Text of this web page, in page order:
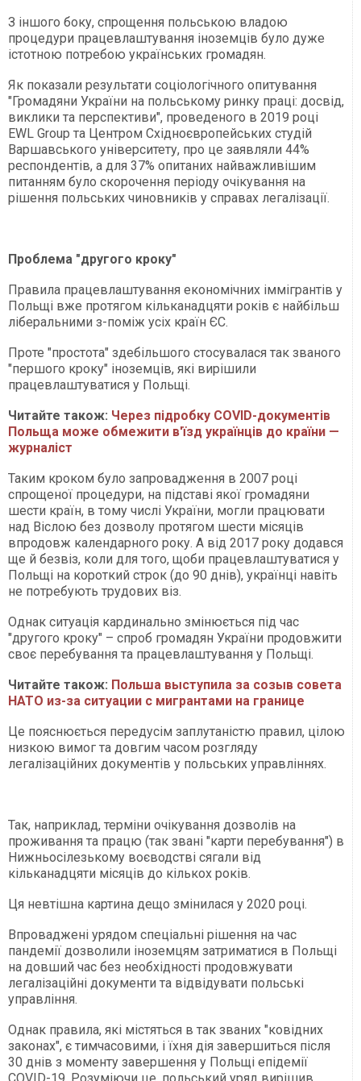
З іншого боку, спрощення польською владою
процедури працевлаштування іноземців було дуже
істотною потребою українських громадян.
Як показали результати соціологічного опитування
"Громадяни України на польському ринку праці: досвід,
виклики та перспективи", проведеного в 2019 році
EWL Group та Центром Східноєвропейських студій
Варшавського університету, про це заявляли 44%
респондентів, а для 37% опитаних найважливішим
питанням було скорочення періоду очікування на
рішення польських чиновників у справах легалізації.
Проблема "другого кроку"
Правила працевлаштування економічних іммігрантів у
Польщі вже протягом кільканадцяти років є найбільш
ліберальними з-поміж усіх країн ЄС.
Проте "простота" здебільшого стосувалася так званого
"першого кроку" іноземців, які вирішили
працевлаштуватися у Польщі.
Читайте також: Через підробку COVID-документів
Польща може обмежити в'їзд українців до країни —
журналіст
Таким кроком було запровадження в 2007 році
спрощеної процедури, на підставі якої громадяни
шести країн, в тому числі України, могли працювати
над Віслою без дозволу протягом шести місяців
впродовж календарного року. А від 2017 року додався
ще й безвіз, коли для того, щоби працевлаштуватися у
Польщі на короткий строк (до 90 днів), українці навіть
не потребують трудових віз.
Однак ситуація кардинально змінюється під час
"другого кроку" – спроб громадян України продовжити
своє перебування та працевлаштування у Польщі.
Читайте також: Польша выступила за созыв совета
НАТО из-за ситуации с мигрантами на границе
Це пояснюється передусім заплутаністю правил, цілою
низкою вимог та довгим часом розгляду
легалізаційних документів у польських управліннях.
Так, наприклад, терміни очікування дозволів на
проживання та працю (так звані "карти перебування") в
Нижньосілезькому воєводстві сягали від
кільканадцяти місяців до кількох років.
Ця невтішна картина дещо змінилася у 2020 році.
Впроваджені урядом спеціальні рішення на час
пандемії дозволили іноземцям затриматися в Польщі
на довший час без необхідності продовжувати
легалізаційні документи та відвідувати польські
управління.
Однак правила, які містяться в так званих "ковідних
законах", є тимчасовими, і їхня дія завершиться після
30 днів з моменту завершення у Польщі епідемії